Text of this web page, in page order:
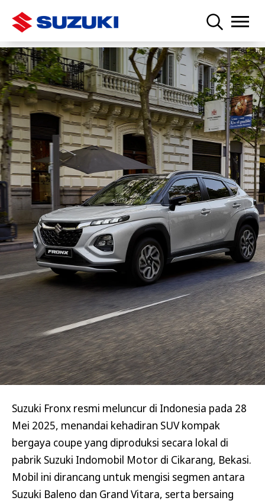
Suzuki Fronx resmi meluncur di Indonesia pada 28
Mei 2025, menandai kehadiran SUV kompak
bergaya coupe yang diproduksi secara lokal di
pabrik Suzuki Indomobil Motor di Cikarang, Bekasi.
Mobil ini dirancang untuk mengisi segmen antara
Suzuki Baleno dan Grand Vitara, serta bersaing